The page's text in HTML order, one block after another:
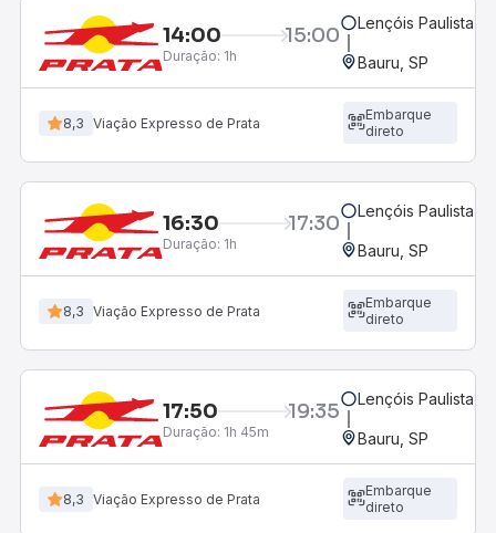
14:00 15:00
Duração: 1h
Lençóis Paulista,
Bauru, SP
8,3 Viação Expresso de Prata
Embarque
direto
16:30 17:30
Duração: 1h
Lençóis Paulista,
Bauru, SP
8,3 Viação Expresso de Prata
Embarque
direto
17:50 19:35
Duração: 1h 45m
Lençóis Paulista,
Bauru, SP
8,3 Viação Expresso de Prata
Embarque
direto